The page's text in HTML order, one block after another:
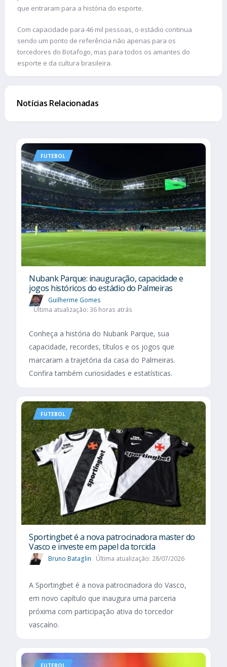
que entraram para a história do esporte.
Com capacidade para 46 mil pessoas, o estádio continua
sendo um ponto de referência não apenas para os
torcedores do Botafogo, mas para todos os amantes do
esporte e da cultura brasileira.
Notícias Relacionadas
FUTEBOL
Nubank Parque: inauguração, capacidade e
jogos históricos do estádio do Palmeiras
Guilherme Gomes
Última atualização: 36 horas atrás
Conheça a história do Nubank Parque, sua
capacidade, recordes, títulos e os jogos que
marcaram a trajetória da casa do Palmeiras.
Confira também curiosidades e estatísticas.
FUTEBOL
Sportingbet é a nova patrocinadora master do
Vasco e investe em papel da torcida
Bruno Bataglin Última atualização: 28/07/2026
A Sportingbet é a nova patrocinadora do Vasco,
em novo capítulo que inaugura uma parceria
próxima com participação ativa do torcedor
vascaíno.
FUTEBOL